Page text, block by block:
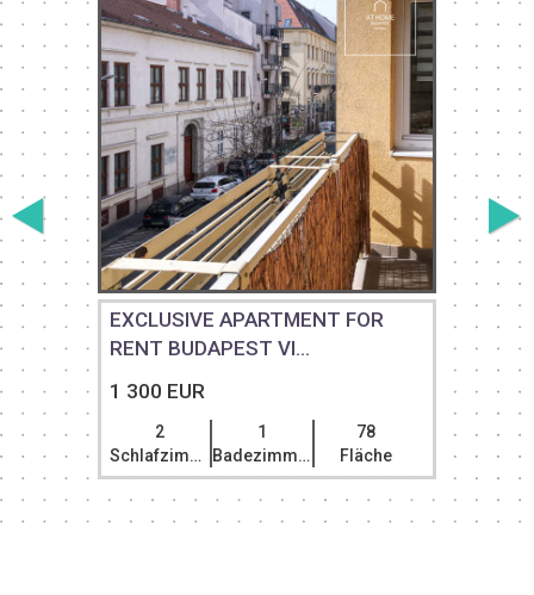
EXCLUSIVE APARTMENT FOR
RENT BUDAPEST VI...
1 300 EUR
2
Schlafzimmer
1
Badezimmer
78
Fläche